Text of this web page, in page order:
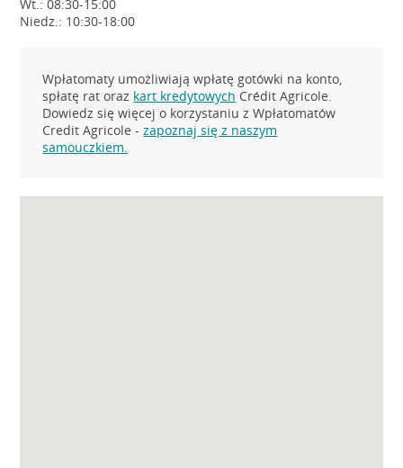
Wt.: 08:30-15:00
Niedz.: 10:30-18:00
Wpłatomaty umożliwiają wpłatę gotówki na konto,
spłatę rat oraz kart kredytowych Crédit Agricole.
Dowiedz się więcej o korzystaniu z Wpłatomatów
Credit Agricole -zapoznaj się z naszym
samouczkiem.